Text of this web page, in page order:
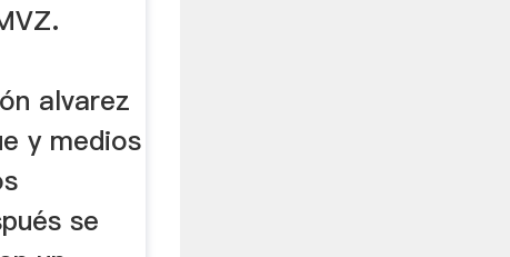
alvarez
y medios
se